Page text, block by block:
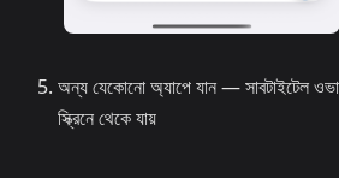
অন্য যেকোনো অ্যাপে যান — সাবটাইটেল
স্ক্রিনে থেকে যায়